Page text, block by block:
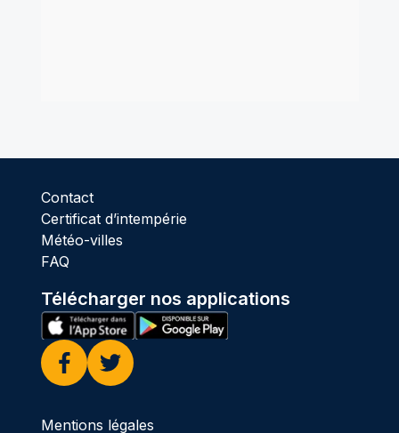
Contact
Certificat d’intempérie
Météo-villes
FAQ
Télécharger nos applications
Facebook
Twitter
Mentions légales